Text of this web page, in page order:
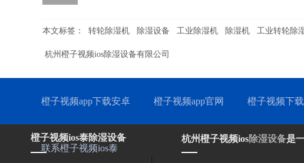
本文标签： 转轮除湿机 除湿设备 工业除湿机 除湿机 工业转轮除
杭州橙子视频ios除湿设备有限公司
橙子视频app下载安卓 橙子视频app官网 橙子视频下
联系橙子视频ios泰
橙子视频ios泰除湿设备 杭州橙子视频ios除湿设备是